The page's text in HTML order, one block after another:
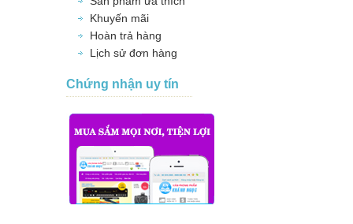
Khuyến mãi
Hoàn trả hàng
Lịch sử đơn hàng
Chứng nhận uy tín